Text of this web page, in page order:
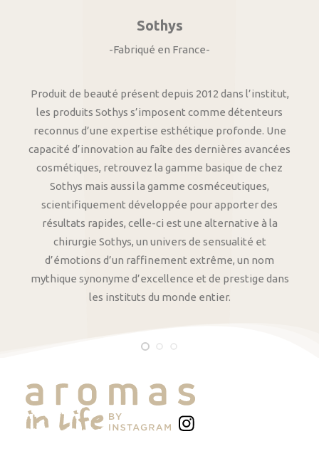
Sothys
-Fabriqué en France-
Produit de beauté présent depuis 2012 dans l’institut,
les produits Sothys s’imposent comme détenteurs
reconnus d’une expertise esthétique profonde. Une
capacité d’innovation au faîte des dernières avancées
cosmétiques, retrouvez la gamme basique de chez
Sothys mais aussi la gamme cosméceutiques,
scientifiquement développée pour apporter des
résultats rapides, celle-ci est une alternative à la
chirurgie Sothys, un univers de sensualité et
d’émotions d’un raffinement extrême, un nom
mythique synonyme d’excellence et de prestige dans
les instituts du monde entier.